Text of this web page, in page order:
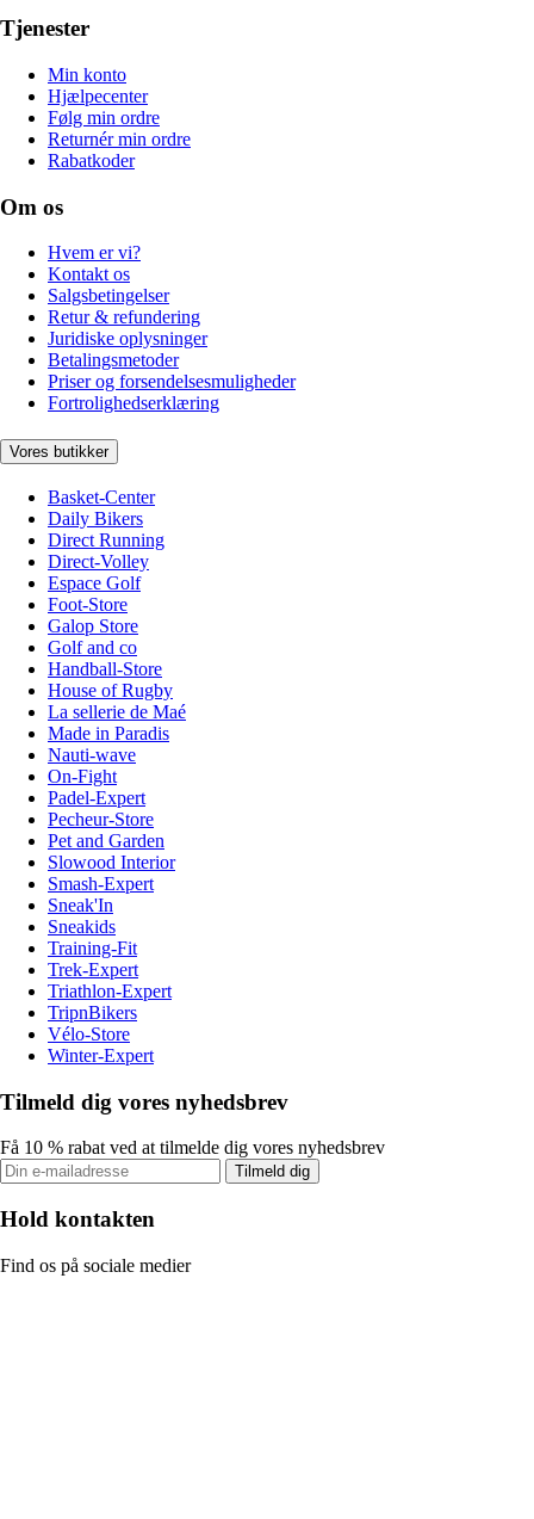
Tjenester
Min konto
Hjælpecenter
Følg min ordre
Returnér min ordre
Rabatkoder
Om os
Hvem er vi?
Kontakt os
Salgsbetingelser
Retur & refundering
Juridiske oplysninger
Betalingsmetoder
Priser og forsendelsesmuligheder
Fortrolighedserklæring
Vores butikker
Basket-Center
Daily Bikers
Direct Running
Direct-Volley
Espace Golf
Foot-Store
Galop Store
Golf and co
Handball-Store
House of Rugby
La sellerie de Maé
Made in Paradis
Nauti-wave
On-Fight
Padel-Expert
Pecheur-Store
Pet and Garden
Slowood Interior
Smash-Expert
Sneak'In
Sneakids
Training-Fit
Trek-Expert
Triathlon-Expert
TripnBikers
Vélo-Store
Winter-Expert
Tilmeld dig vores nyhedsbrev
Få 10 % rabat ved at tilmelde dig vores nyhedsbrev
Tilmeld dig
Hold kontakten
Find os på sociale medier